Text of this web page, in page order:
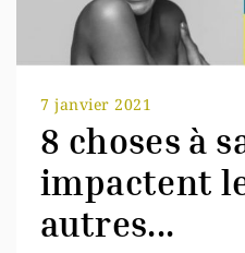
7 janvier 2021
8 choses à
impactent
autres...